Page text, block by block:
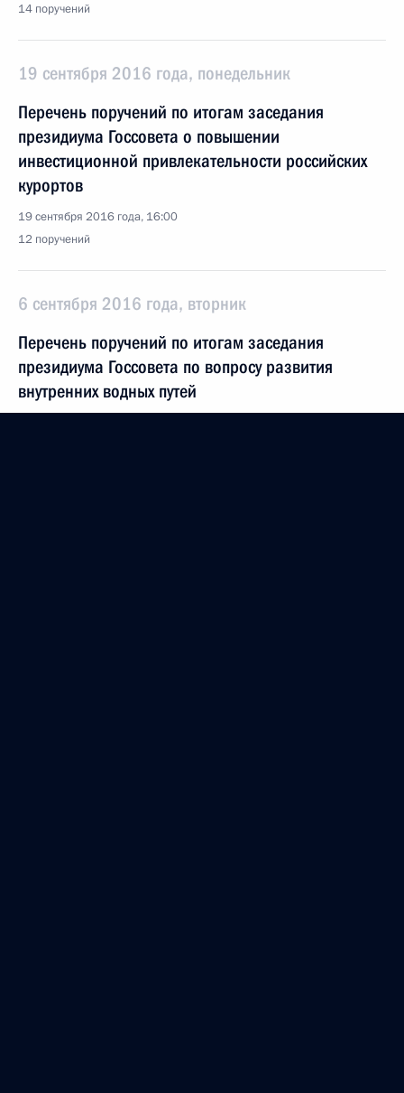
14 поручений
19 сентября 2016 года, понедельник
Перечень поручений по итогам заседания
президиума Госсовета о повышении
инвестиционной привлекательности российских
курортов
19 сентября 2016 года, 16:00
12 поручений
6 сентября 2016 года, вторник
Перечень поручений по итогам заседания
президиума Госсовета по вопросу развития
внутренних водных путей